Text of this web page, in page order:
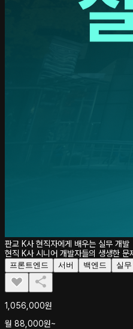
판교 K사 현직자에게 배우는 실무 개발
현직 K사 시니어 개발자들의 생생한
프론트엔드 서버 백엔드 실
1,056,000원
월 88,000원~